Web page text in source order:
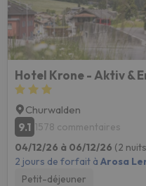
Hotel Krone - Aktiv &
Churwalden
9.1 1578 commentaires
04/12/26 à 06/12/26 (2
2 jours de forfait à Arosa
Petit-déjeuner